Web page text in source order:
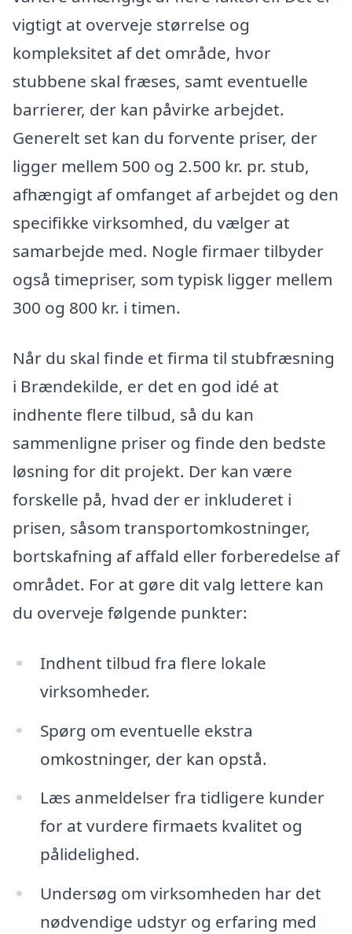
vigtigt at overveje størrelse og
kompleksitet af det område, hvor
stubbene skal fræses, samt eventuelle
barrierer, der kan påvirke arbejdet.
Generelt set kan du forvente priser, der
ligger mellem 500 og 2.500 kr. pr. stub,
afhængigt af omfanget af arbejdet og den
specifikke virksomhed, du vælger at
samarbejde med. Nogle firmaer tilbyder
også timepriser, som typisk ligger mellem
300 og 800 kr. i timen.
Når du skal finde et firma til stubfræsning
i Brændekilde, er det en god idé at
indhente flere tilbud, så du kan
sammenligne priser og finde den bedste
løsning for dit projekt. Der kan være
forskelle på, hvad der er inkluderet i
prisen, såsom transportomkostninger,
bortskafning af affald eller forberedelse af
området. For at gøre dit valg lettere kan
du overveje følgende punkter:
Indhent tilbud fra flere lokale
virksomheder.
Spørg om eventuelle ekstra
omkostninger, der kan opstå.
Læs anmeldelser fra tidligere kunder
for at vurdere firmaets kvalitet og
pålidelighed.
Undersøg om virksomheden har det
nødvendige udstyr og erfaring med